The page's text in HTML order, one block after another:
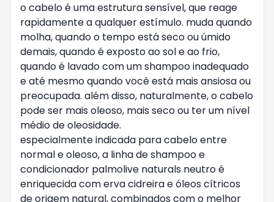
o cabelo é uma estrutura sensível, que reage
rapidamente a qualquer estímulo. muda quando
molha, quando o tempo está seco ou úmido
demais, quando é exposto ao sol e ao frio,
quando é lavado com um shampoo inadequado
e até mesmo quando você está mais ansiosa ou
preocupada. além disso, naturalmente, o cabelo
pode ser mais oleoso, mais seco ou ter um nível
médio de oleosidade.
especialmente indicada para cabelo entre
normal e oleoso, a linha de shampoo e
condicionador palmolive naturals neutro é
enriquecida com erva cidreira e óleos cítricos
de origem natural, combinados com o melhor